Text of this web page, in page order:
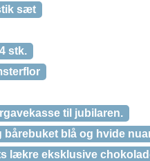
sæt
stk.
til jubilaren.
bårebuket blå og hvide
lækre eksklusive